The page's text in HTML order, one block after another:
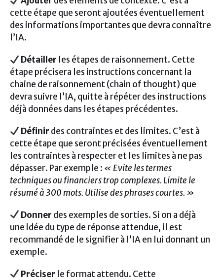
cette étape que seront ajoutées éventuellement
des informations importantes que devra connaître
l’IA.
Détailler les étapes de raisonnement. Cette
étape précisera les instructions concernant la
chaine de raisonnement (chain of thought) que
devra suivre l’IA, quitte à répéter des instructions
déjà données dans les étapes précédentes.
Définir des contraintes et des limites. C’est à
cette étape que seront précisées éventuellement
les contraintes à respecter et les limites à ne pas
dépasser. Par exemple : « Evite les termes
techniques ou financiers trop complexes. Limite le
résumé à 300 mots. Utilise des phrases courtes. »
Donner des exemples de sorties. Si on a déjà
une idée du type de réponse attendue, il est
recommandé de le signifier à l’IA en lui donnant un
exemple.
Préciser le format attendu. Cette